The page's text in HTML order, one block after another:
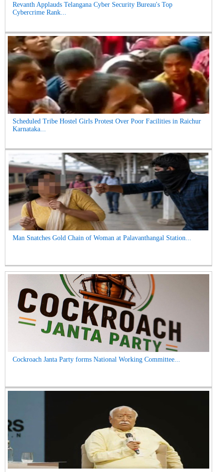
Revanth Applauds Telangana Cyber Security Bureau's Top
Cybercrime Rank...
Scheduled Tribe Hostel Girls Protest Over Poor Facilities in Raichur
Karnataka...
Man Snatches Gold Chain of Woman at Palavanthangal Station...
Cockroach Janta Party forms National Working Committee...